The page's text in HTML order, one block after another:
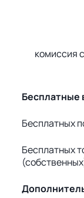
комиссия
Бесплатные
Бесплатных
Бесплатных